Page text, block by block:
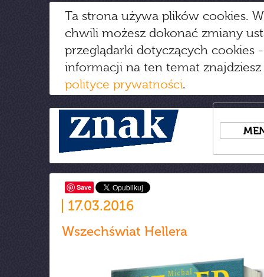
Ta strona używa plików cookies.
chwili możesz dokonać zmiany
przeglądarki dotyczących cookies
informacji na ten temat
polityce prywatności.
Save
17.03.2016
Wszechświat Hellera